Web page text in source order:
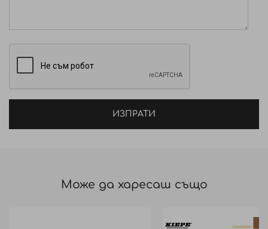
устойчивост на износване.
ИЗПРАТИ
Може да харесаш също